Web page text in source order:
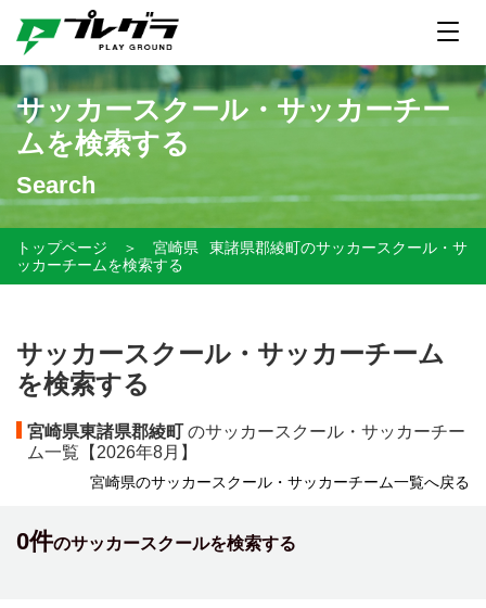
サッカースクール・サッカーチー
ムを検索する
Search
トップページ ＞ 宮崎県
東諸県郡綾町のサッカースクール・サ
ッカーチームを検索する
サッカースクール・サッカーチーム
を検索する
宮崎県東諸県郡綾町 のサッカースクール・サッカーチー
ム一覧【 2026年8月】
宮崎県のサッカースクール・サッカーチーム一覧へ戻る
0件のサッカースクールを検索する